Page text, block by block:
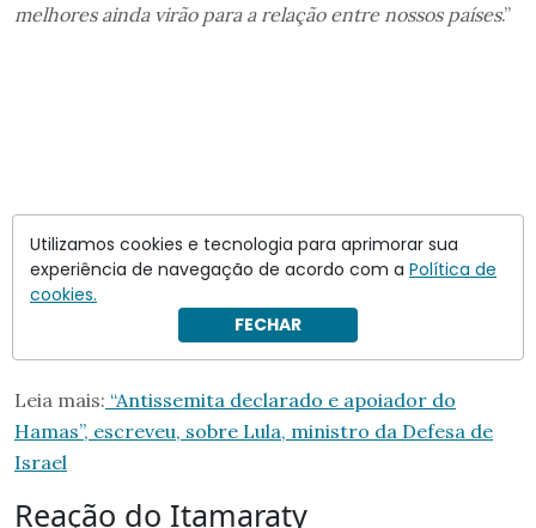
melhores ainda virão para a relação entre nossos países.”
Leia mais: “Antissemita declarado e apoiador do
Hamas”, escreveu, sobre Lula, ministro da Defesa de
Israel
Reação do Itamaraty
Utilizamos cookies e tecnologia para aprimorar sua
experiência de navegação de acordo com a Política de
cookies.
FECHAR